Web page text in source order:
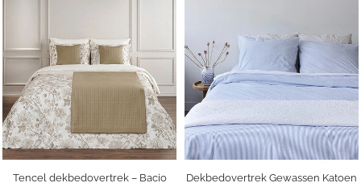
Tencel dekbedovertrek – Bacio
Dekbedovertrek Gewassen Katoen